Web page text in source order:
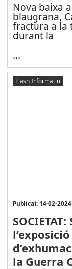
Nova baixa
blaugrana,
fractura a la
durant la
...
Flash Informatiu
Publicat: 14-02-2024
la Guerra